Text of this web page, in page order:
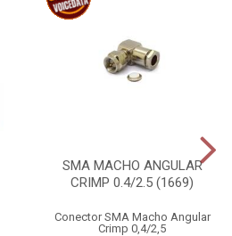
SMA MACHO ANGULAR
CRIMP 0.4/2.5 (1669)
Conector SMA Macho Angular
Crimp 0,4/2,5